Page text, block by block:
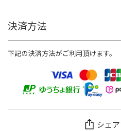
決済方法
下記の決済方法がご利用頂けます。
シェ